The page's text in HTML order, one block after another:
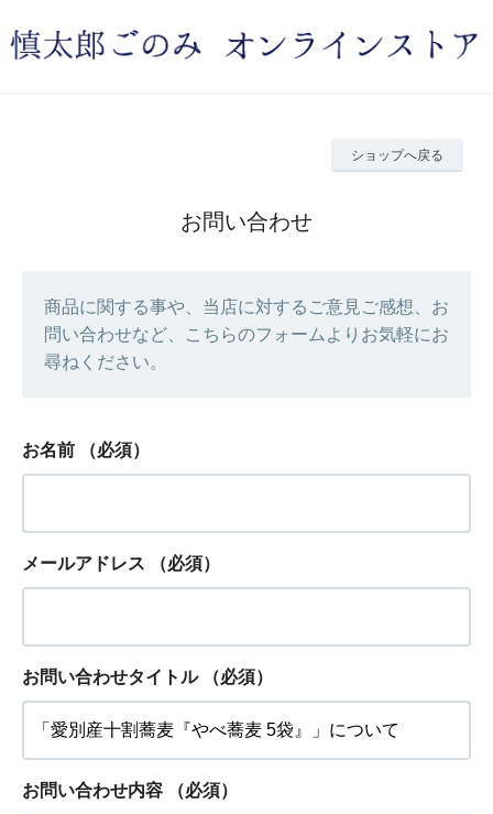
ショップへ戻る
お問い合わせ
商品に関する事や、当店に対するご意見ご感想、お
問い合わせなど、こちらのフォームよりお気軽にお
尋ねください。
お名前 （必須）
メールアドレス （必須）
お問い合わせタイトル （必須）
お問い合わせ内容 （必須）